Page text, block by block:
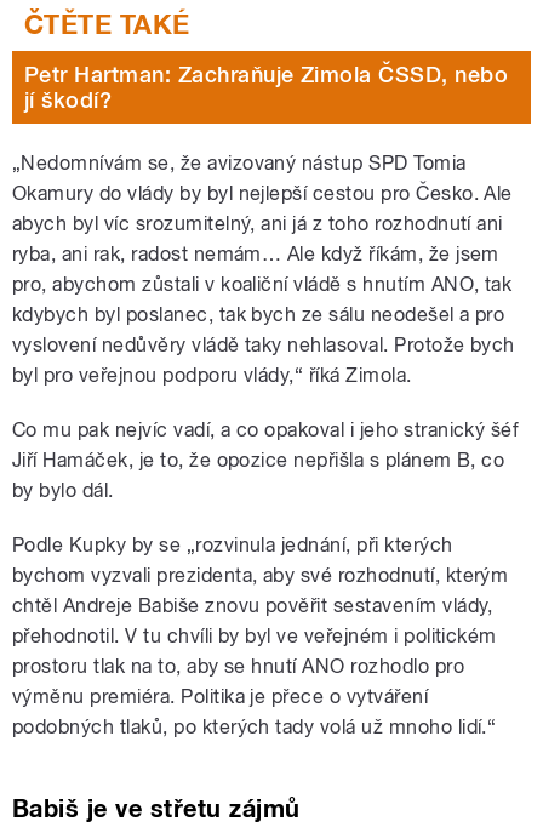
Petr Hartman: Zachraňuje Zimola ČSSD, nebo
jí škodí?
„Nedomnívám se, že avizovaný nástup SPD Tomia
Okamury do vlády by byl nejlepší cestou pro Česko. Ale
abych byl víc srozumitelný, ani já z toho rozhodnutí ani
ryba, ani rak, radost nemám… Ale když říkám, že jsem
pro, abychom zůstali v koaliční vládě s hnutím ANO, tak
kdybych byl poslanec, tak bych ze sálu neodešel a pro
vyslovení nedůvěry vládě taky nehlasoval. Protože bych
byl pro veřejnou podporu vlády,“ říká Zimola.
Co mu pak nejvíc vadí, a co opakoval i jeho stranický šéf
Jiří Hamáček, je to, že opozice nepřišla s plánem B, co
by bylo dál.
Podle Kupky by se „rozvinula jednání, při kterých
bychom vyzvali prezidenta, aby své rozhodnutí, kterým
chtěl Andreje Babiše znovu pověřit sestavením vlády,
přehodnotil. V tu chvíli by byl ve veřejném i politickém
prostoru tlak na to, aby se hnutí ANO rozhodlo pro
výměnu premiéra. Politika je přece o vytváření
podobných tlaků, po kterých tady volá už mnoho lidí.“
Babiš je ve střetu zájmů